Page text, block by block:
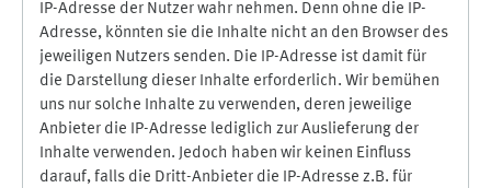
IP-Adresse der Nutzer wahr nehmen. Denn ohne die IP-
Adresse, könnten sie die Inhalte nicht an den Browser des
jeweiligen Nutzers senden. Die IP-Adresse ist damit für
die Darstellung dieser Inhalte erforderlich. Wir bemühen
uns nur solche Inhalte zu verwenden, deren jeweilige
Anbieter die IP-Adresse lediglich zur Auslieferung der
Inhalte verwenden. Jedoch haben wir keinen Einfluss
darauf, falls die Dritt-Anbieter die IP-Adresse z.B. für